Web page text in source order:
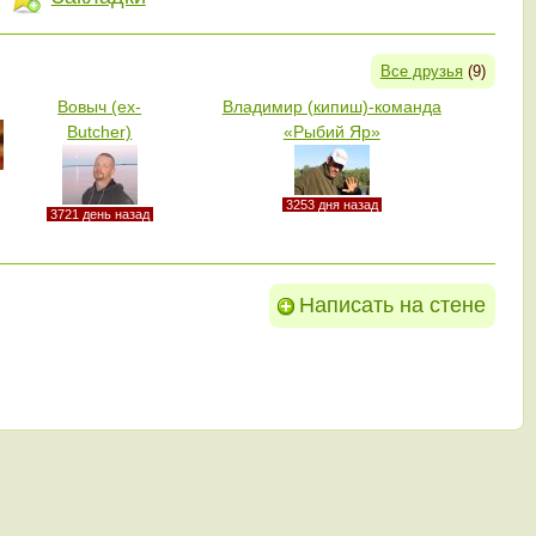
Все друзья(9)
Вовыч (ex-
Butcher)
3721 день назад
Владимир (кипиш)-команда
«Рыбий Яр»
3253 дня назад
Написать на стене